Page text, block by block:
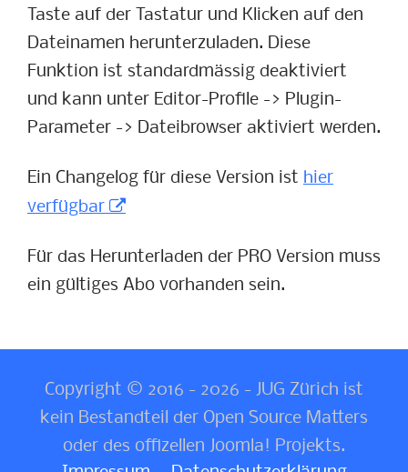
Taste auf der Tastatur und Klicken auf den
Dateinamen herunterzuladen. Diese
Funktion ist standardmässig deaktiviert
und kann unter Editor-Profile -> Plugin-
Parameter -> Dateibrowser aktiviert werden.
Ein Changelog für diese Version ist hier
verfügbar
Für das Herunterladen der PRO Version muss
ein gültiges Abo vorhanden sein.
Copyright © 2016 - 2026 - JUG Zürich ist
kein Bestandteil der Open Source Matters
oder des offizellen Joomla! Projekts.